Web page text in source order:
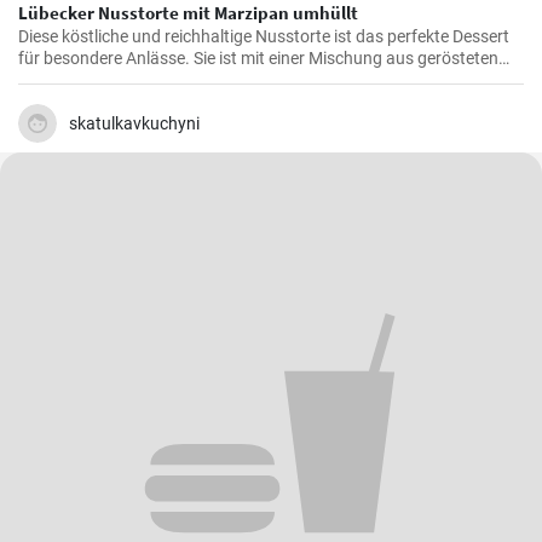
Lübecker Nusstorte mit Marzipan umhüllt
Diese köstliche und reichhaltige Nusstorte ist das perfekte Dessert
für besondere Anlässe. Sie ist mit einer Mischung aus gerösteten
Nüssen und einer cremigen Füllung gefüllt, die von einer knackigen
Schicht Marzipan umhüllt wird.
skatulkavkuchyni